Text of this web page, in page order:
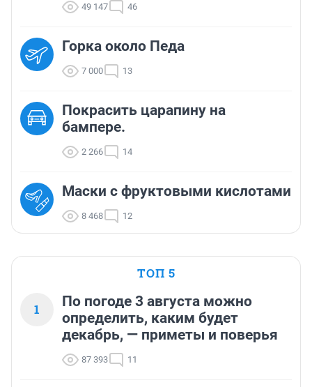
49 147 46
Горка около Педа
7 000 13
Покрасить царапину на
бампере.
2 266 14
Маски с фруктовыми кислотами
8 468 12
ТОП 5
1
По погоде 3 августа можно
определить, каким будет
декабрь, — приметы и поверья
87 393 11